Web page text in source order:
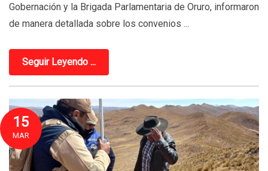
Gobernación y la Brigada Parlamentaria de Oruro, informaron
de manera detallada sobre los convenios ...
Seguir Leyendo ...
15
MAR